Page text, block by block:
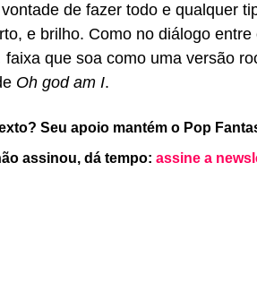
de fazer todo e qualquer
e brilho. Como no diálogo
faixa que soa como uma versão
Oh god am I.
Seu apoio mantém o Pop
assinou, dá tempo: assine a